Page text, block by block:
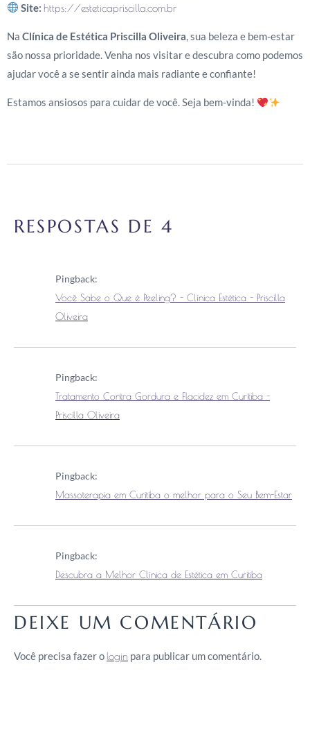
Site: https://esteticapriscilla.com.br
Na Clínica de Estética Priscilla Oliveira, sua beleza e bem-estar
são nossa prioridade. Venha nos visitar e descubra como podemos
ajudar você a se sentir ainda mais radiante e confiante!
Estamos ansiosos para cuidar de você. Seja bem-vinda!
RESPOSTAS DE 4
Pingback:
Você Sabe o Que é Peeling? - Clínica Estética - Priscilla
Oliveira
Pingback:
Tratamento Contra Gordura e Flacidez em Curitiba -
Priscilla Oliveira
Pingback:
Massoterapia em Curitiba o melhor para o Seu Bem-Estar
Pingback:
Descubra a Melhor Clínica de Estética em Curitiba
DEIXE UM COMENTÁRIO
Você precisa fazer o login para publicar um comentário.